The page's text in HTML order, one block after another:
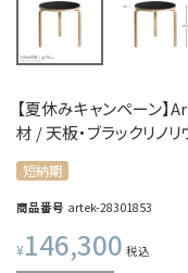
【夏休みキャンペーン】
材 / 天板・ブラックリノ
短納期
商品番号 artek-28301853
¥146,300 税込